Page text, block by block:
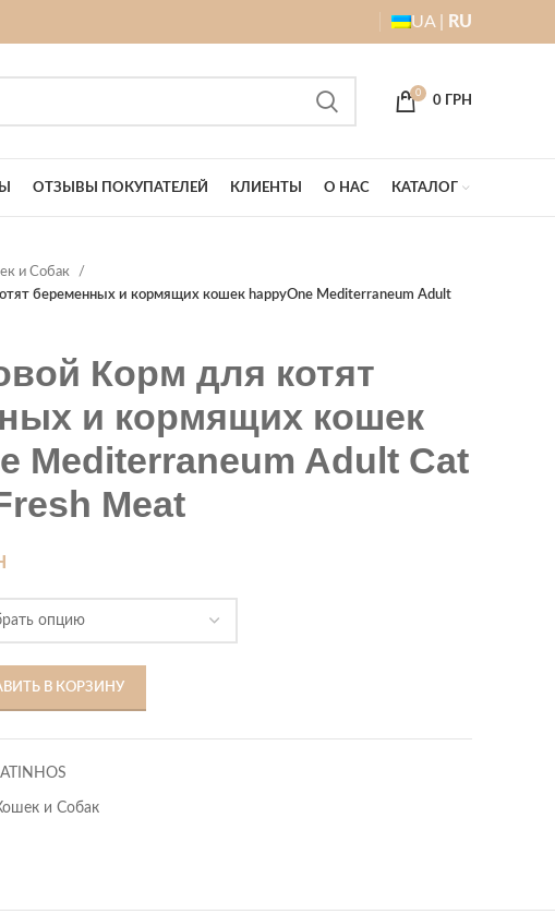
UA | RU
0
0 ГРН
ОТЗЫВЫ ПОКУПАТЕЛЕЙ КЛИЕНТЫ О НАС КАТАЛОГ
и Собак
беременных и кормящих кошек happyOne Mediterraneum Adult
Корм для котят
и кормящих кошек
Mediterraneum Adult Cat
Meat
В КОРЗИНУ
и Собак